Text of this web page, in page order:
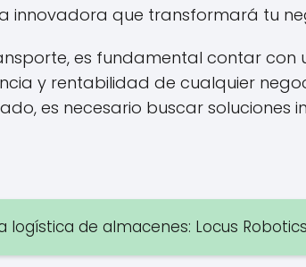
innovadora que transformará tu
es fundamental contar
y rentabilidad de cualquier
es necesario buscar
logística de almacenes: Locus